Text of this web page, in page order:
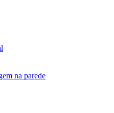
na parede